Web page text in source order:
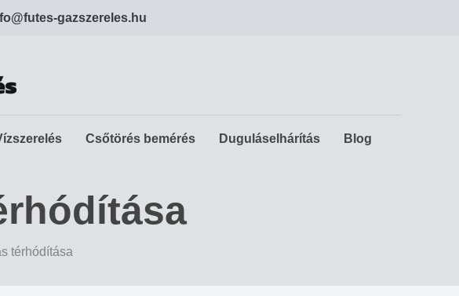
gazszereles.hu
Csőtörés bemérés Duguláselhárítás Blog
térhódítása